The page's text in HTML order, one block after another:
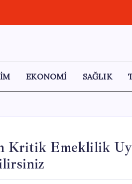
EKONOMİ SAĞLIK
Kritik Emeklilik